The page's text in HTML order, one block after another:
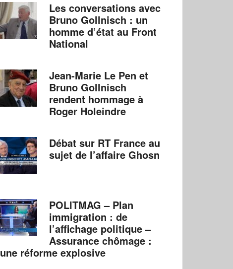
Les conversations avec
Bruno Gollnisch : un
homme d’état au Front
National
Jean-Marie Le Pen et
Bruno Gollnisch
rendent hommage à
Roger Holeindre
Débat sur RT France au
sujet de l’affaire Ghosn
POLITMAG – Plan
immigration : de
l’affichage politique –
Assurance chômage :
une réforme explosive